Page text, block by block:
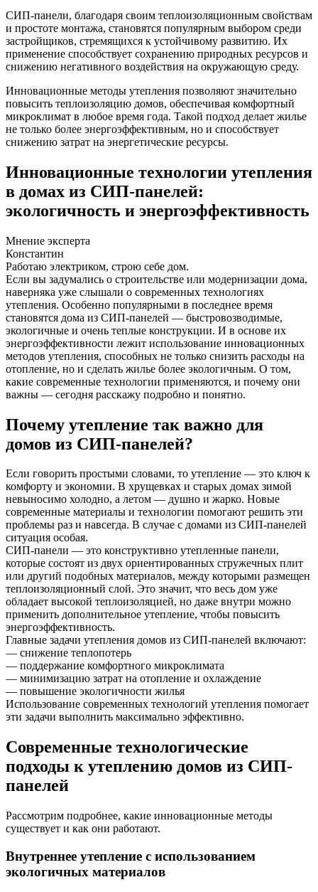
СИП-панели, благодаря своим теплоизоляционным свойствам
и простоте монтажа, становятся популярным выбором среди
застройщиков, стремящихся к устойчивому развитию. Их
применение способствует сохранению природных ресурсов и
снижению негативного воздействия на окружающую среду.
Инновационные методы утепления позволяют значительно
повысить теплоизоляцию домов, обеспечивая комфортный
микроклимат в любое время года. Такой подход делает жилье
не только более энергоэффективным, но и способствует
снижению затрат на энергетические ресурсы.
Инновационные технологии утепления
в домах из СИП-панелей:
экологичность и энергоэффективность
Мнение эксперта
Константин
Работаю электриком, строю себе дом.
Если вы задумались о строительстве или модернизации дома,
наверняка уже слышали о современных технологиях
утепления. Особенно популярными в последнее время
становятся дома из СИП-панелей — быстровозводимые,
экологичные и очень теплые конструкции. И в основе их
энергоэффективности лежит использование инновационных
методов утепления, способных не только снизить расходы на
отопление, но и сделать жилье более экологичным. О том,
какие современные технологии применяются, и почему они
важны — сегодня расскажу подробно и понятно.
Почему утепление так важно для
домов из СИП-панелей?
Если говорить простыми словами, то утепление — это ключ к
комфорту и экономии. В хрущевках и старых домах зимой
невыносимо холодно, а летом — душно и жарко. Новые
современные материалы и технологии помогают решить эти
проблемы раз и навсегда. В случае с домами из СИП-панелей
ситуация особая.
СИП-панели — это конструктивно утепленные панели,
которые состоят из двух ориентированных стружечных плит
или другий подобных материалов, между которыми размещен
теплоизоляционный слой. Это значит, что весь дом уже
обладает высокой теплоизоляцией, но даже внутри можно
применить дополнительное утепление, чтобы повысить
энергоэффективность.
Главные задачи утепления домов из СИП-панелей включают:
— снижение теплопотерь
— поддержание комфортного микроклимата
— минимизацию затрат на отопление и охлаждение
— повышение экологичности жилья
Использование современных технологий утепления помогает
эти задачи выполнить максимально эффективно.
Современные технологические
подходы к утеплению домов из СИП-
панелей
Рассмотрим подробнее, какие инновационные методы
существует и как они работают.
Внутреннее утепление с использованием
экологичных материалов